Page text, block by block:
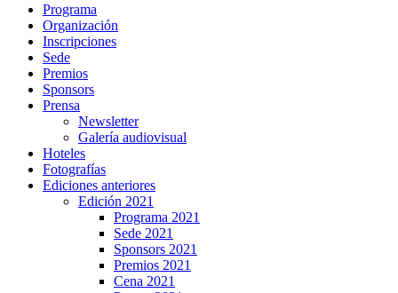
Programa
Organización
Inscripciones
Sede
Premios
Sponsors
Prensa
Newsletter
Galería audiovisual
Hoteles
Fotografías
Ediciones anteriores
Edición 2021
Programa 2021
Sede 2021
Sponsors 2021
Premios 2021
Cena 2021